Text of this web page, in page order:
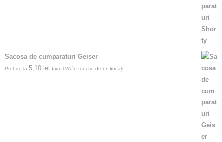
Sacosa de cumparaturi Geiser
Pret de la 5,10 lei fara TVA în funcție de nr. bucați